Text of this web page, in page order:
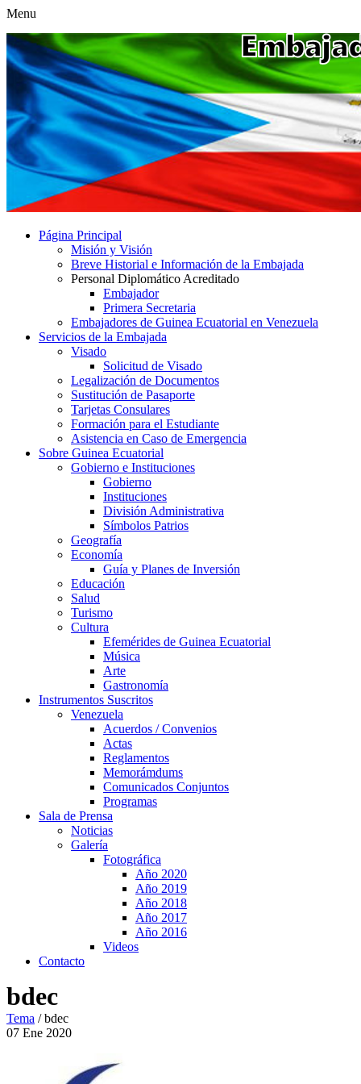
Menu
Página Principal
Misión y Visión
Breve Historial e Información de la Embajada
Personal Diplomático Acreditado
Embajador
Primera Secretaria
Embajadores de Guinea Ecuatorial en Venezuela
Servicios de la Embajada
Visado
Solicitud de Visado
Legalización de Documentos
Sustitución de Pasaporte
Tarjetas Consulares
Formación para el Estudiante
Asistencia en Caso de Emergencia
Sobre Guinea Ecuatorial
Gobierno e Instituciones
Gobierno
Instituciones
División Administrativa
Símbolos Patrios
Geografía
Economía
Guía y Planes de Inversión
Educación
Salud
Turismo
Cultura
Efemérides de Guinea Ecuatorial
Música
Arte
Gastronomía
Instrumentos Suscritos
Venezuela
Acuerdos / Convenios
Actas
Reglamentos
Memorámdums
Comunicados Conjuntos
Programas
Sala de Prensa
Noticias
Galería
Fotográfica
Año 2020
Año 2019
Año 2018
Año 2017
Año 2016
Videos
Contacto
bdec
Tema /bdec
07 Ene 2020